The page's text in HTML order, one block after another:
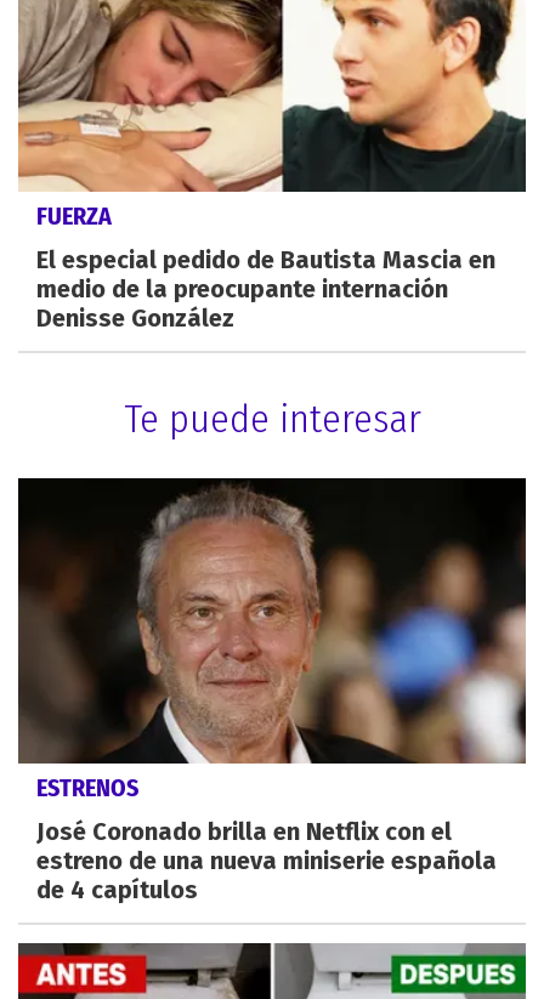
FUERZA
El especial pedido de Bautista Mascia en
medio de la preocupante internación
Denisse González
Te puede interesar
ESTRENOS
José Coronado brilla en Netflix con el
estreno de una nueva miniserie española
de 4 capítulos